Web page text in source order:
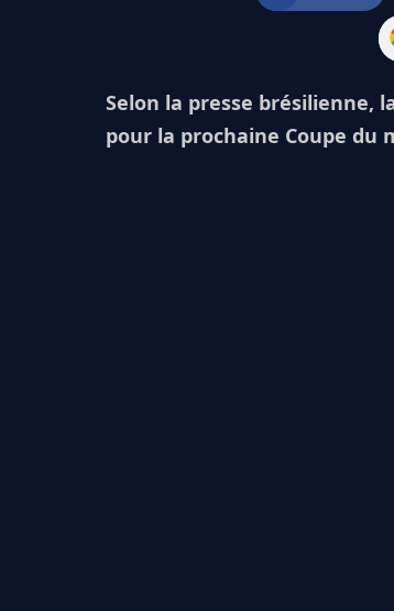
Selon la presse brésilienne,
pour la prochaine Coupe du